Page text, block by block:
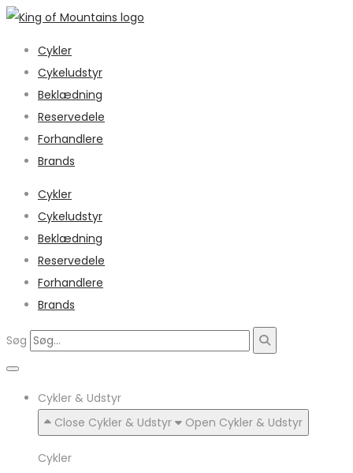
Cykler
Cykeludstyr
Beklædning
Reservedele
Forhandlere
Brands
Cykler
Cykeludstyr
Beklædning
Reservedele
Forhandlere
Brands
Søg
Cykler & Udstyr
Close Cykler & Udstyr
Open Cykler & Udstyr
Cykler